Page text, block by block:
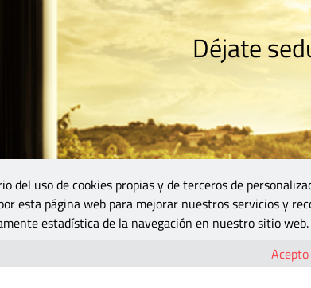
Déjate
del uso de cookies propias y de terceros de
esta página web para mejorar nuestros servicios y
estadística de la navegación en nuestro sitio web.
Acepto